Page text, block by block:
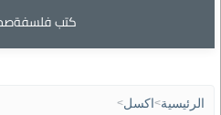
كتب فلسفة
الرئيسية> اكسل>